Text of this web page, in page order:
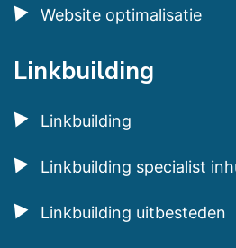
Website optimalisatie
Linkbuilding
Linkbuilding
Linkbuilding specialist
Linkbuilding uitbesteden